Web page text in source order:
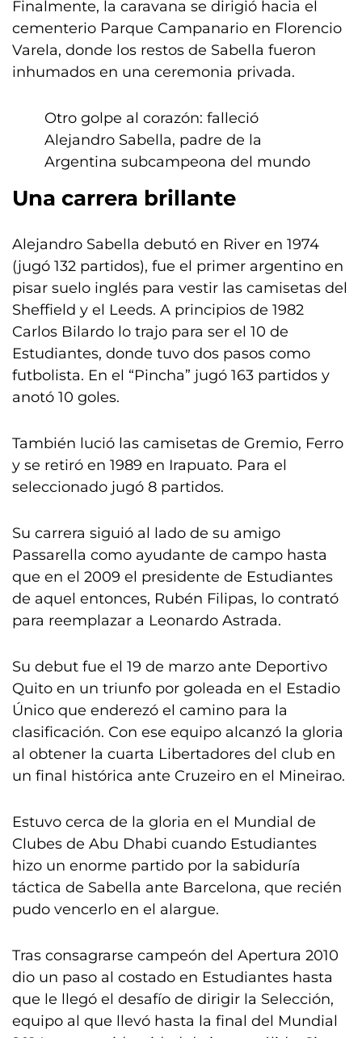
Finalmente, la caravana se dirigió hacia el
cementerio Parque Campanario en Florencio
Varela, donde los restos de Sabella fueron
inhumados en una ceremonia privada.
Otro golpe al corazón: falleció
Alejandro Sabella, padre de la
Argentina subcampeona del mundo
Una carrera brillante
Alejandro Sabella debutó en River en 1974
(jugó 132 partidos), fue el primer argentino en
pisar suelo inglés para vestir las camisetas del
Sheffield y el Leeds. A principios de 1982
Carlos Bilardo lo trajo para ser el 10 de
Estudiantes, donde tuvo dos pasos como
futbolista. En el “Pincha” jugó 163 partidos y
anotó 10 goles.
También lució las camisetas de Gremio, Ferro
y se retiró en 1989 en Irapuato. Para el
seleccionado jugó 8 partidos.
Su carrera siguió al lado de su amigo
Passarella como ayudante de campo hasta
que en el 2009 el presidente de Estudiantes
de aquel entonces, Rubén Filipas, lo contrató
para reemplazar a Leonardo Astrada.
Su debut fue el 19 de marzo ante Deportivo
Quito en un triunfo por goleada en el Estadio
Único que enderezó el camino para la
clasificación. Con ese equipo alcanzó la gloria
al obtener la cuarta Libertadores del club en
un final histórica ante Cruzeiro en el Mineirao.
Estuvo cerca de la gloria en el Mundial de
Clubes de Abu Dhabi cuando Estudiantes
hizo un enorme partido por la sabiduría
táctica de Sabella ante Barcelona, que recién
pudo vencerlo en el alargue.
Tras consagrarse campeón del Apertura 2010
dio un paso al costado en Estudiantes hasta
que le llegó el desafío de dirigir la Selección,
equipo al que llevó hasta la final del Mundial